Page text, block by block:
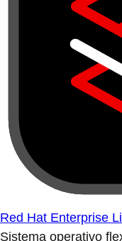
Red Hat Enterprise
Sistema operativo